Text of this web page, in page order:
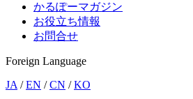
かるぽーマガジン
お役立ち情報
お問合せ
Foreign Language
JA /EN /CN /KO